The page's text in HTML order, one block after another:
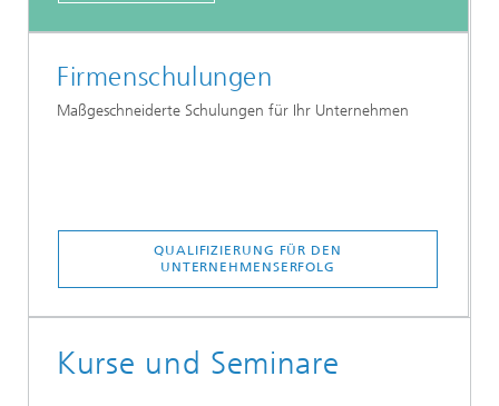
Firmenschulungen
Maßgeschneiderte Schulungen für Ihr Unternehmen
QUALIFIZIERUNG FÜR DEN
UNTERNEHMENSERFOLG
Kurse und Seminare